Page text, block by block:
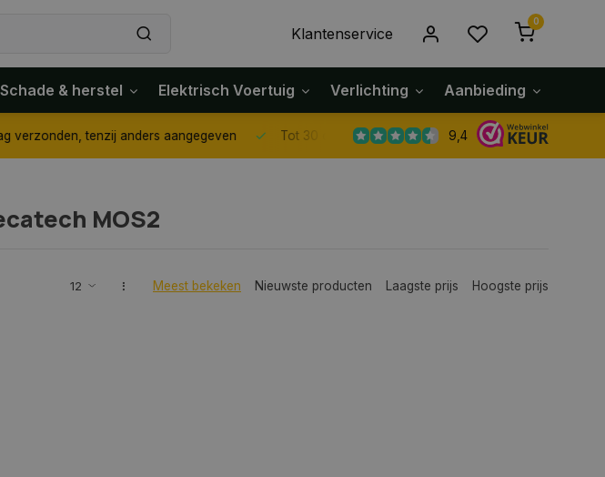
Klantenservice
0
Schade & herstel Elektrisch Voertuig Verlichting Aanbieding
tenzij anders aangegeven Tot 30 dagen retour sturen. 9,4
MOS2
Meest bekeken Nieuwste producten Laagste prijs Hoogste prijs